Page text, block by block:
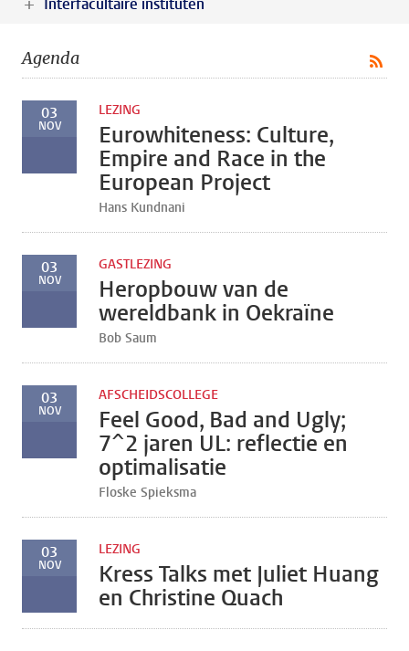
Interfacultaire instituten
Agenda
03
NOV
LEZING
Eurowhiteness: Culture,
Empire and Race in the
European Project
Hans Kundnani
03
NOV
GASTLEZING
Heropbouw van de
wereldbank in Oekraïne
Bob Saum
03
NOV
AFSCHEIDSCOLLEGE
Feel Good, Bad and Ugly;
7^2 jaren UL: reflectie en
optimalisatie
Floske Spieksma
03
NOV
LEZING
Kress Talks met Juliet Huang
en Christine Quach